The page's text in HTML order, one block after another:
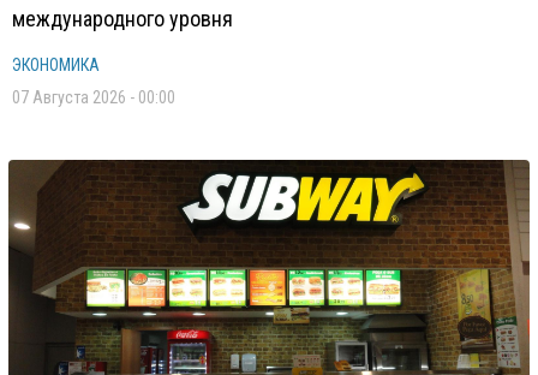
международного уровня
ЭКОНОМИКА
07 Августа 2026 - 00:00